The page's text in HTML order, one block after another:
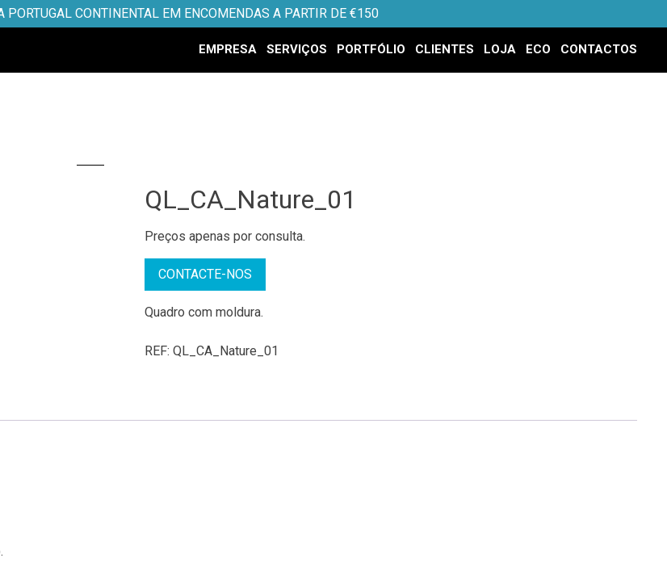
PORTUGAL CONTINENTAL EM ENCOMENDAS A PARTIR DE €150
EMPRESA SERVIÇOS PORTFÓLIO CLIENTES LOJA ECO CONTACTOS
QL_CA_Nature_01
Preços apenas por consulta.
CONTACTE-NOS
Quadro com moldura.
REF:QL_CA_Nature_01